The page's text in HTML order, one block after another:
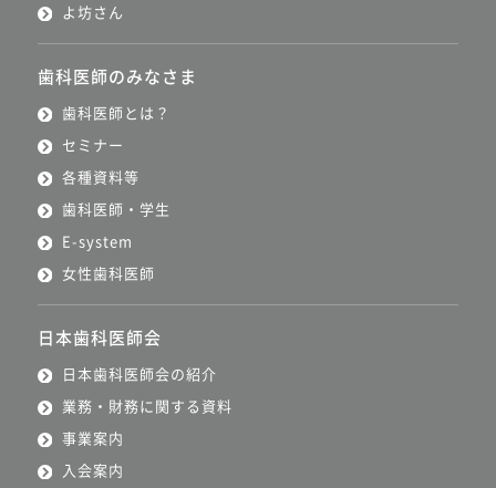
よ坊さん
歯科医師のみなさま
歯科医師とは？
セミナー
各種資料等
歯科医師・学生
E-system
女性歯科医師
日本歯科医師会
日本歯科医師会の紹介
業務・財務に関する資料
事業案内
入会案内